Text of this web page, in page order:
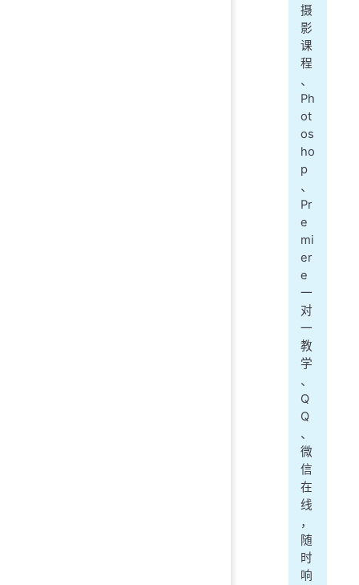
摄
影
课
程
、
Ph
ot
os
ho
p
、
Pr
e
mi
er
e
一
对
一
教
学
、
Q
Q
、
微
信
在
线
，
随
时
响